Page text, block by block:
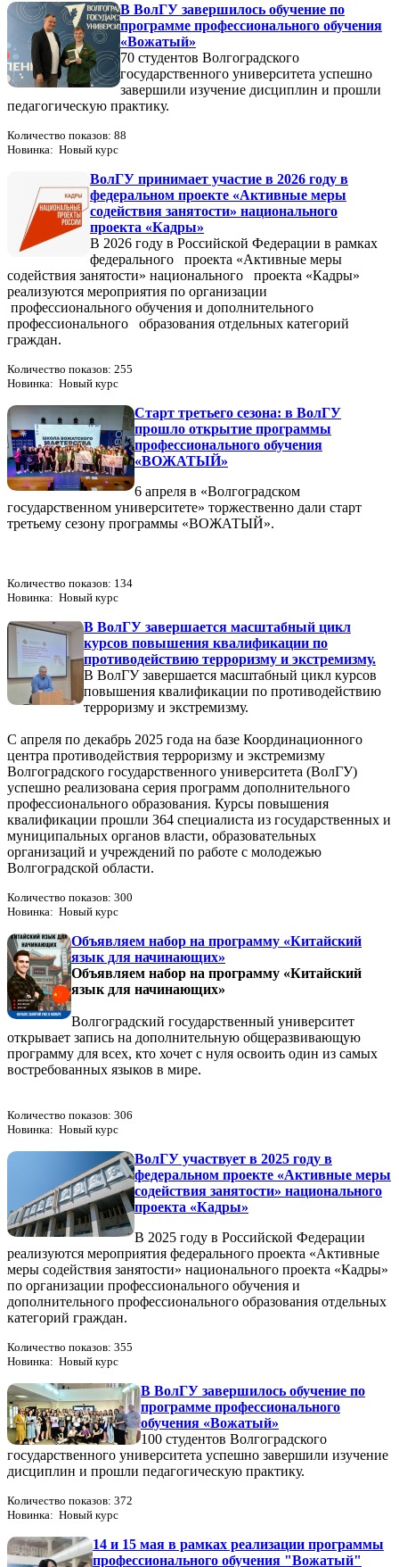
В ВолГУ завершилось обучение по
программе профессионального обучения
«Вожатый»
70 студентов Волгоградского
государственного университета успешно
завершили изучение дисциплин и прошли
педагогическую практику.
Количество показов: 88
Новинка: Новый курс
ВолГУ принимает участие в 2026 году в
федеральном проекте «Активные меры
содействия занятости» национального
проекта «Кадры»
В 2026 году в Российской Федерации в рамках
федерального проекта «Активные меры
содействия занятости» национального проекта «Кадры»
реализуются мероприятия по организации
профессионального обучения и дополнительного
профессионального образования отдельных категорий
граждан.
Количество показов: 255
Новинка: Новый курс
Старт третьего сезона: в ВолГУ
прошло открытие программы
профессионального обучения
«ВОЖАТЫЙ»
6 апреля в «Волгоградском
государственном университете» торжественно дали старт
третьему сезону программы «ВОЖАТЫЙ».
Количество показов: 134
Новинка: Новый курс
В ВолГУ завершается масштабный цикл
курсов повышения квалификации по
противодействию терроризму и экстремизму.
В ВолГУ завершается масштабный цикл курсов
повышения квалификации по противодействию
терроризму и экстремизму.
С апреля по декабрь 2025 года на базе Координационного
центра противодействия терроризму и экстремизму
Волгоградского государственного университета (ВолГУ)
успешно реализована серия программ дополнительного
профессионального образования. Курсы повышения
квалификации прошли 364 специалиста из государственных и
муниципальных органов власти, образовательных
организаций и учреждений по работе с молодежью
Волгоградской области.
Количество показов: 300
Новинка: Новый курс
Объявляем набор на программу «Китайский
язык для начинающих»
Объявляем набор на программу «Китайский
язык для начинающих»
Волгоградский государственный университет
открывает запись на дополнительную общеразвивающую
программу для всех, кто хочет с нуля освоить один из самых
востребованных языков в мире.
Количество показов: 306
Новинка: Новый курс
ВолГУ участвует в 2025 году в
федеральном проекте «Активные меры
содействия занятости» национального
проекта «Кадры»
В 2025 году в Российской Федерации
реализуются мероприятия федерального проекта «Активные
меры содействия занятости» национального проекта «Кадры»
по организации профессионального обучения и
дополнительного профессионального образования отдельных
категорий граждан.
Количество показов: 355
Новинка: Новый курс
В ВолГУ завершилось обучение по
программе профессионального
обучения «Вожатый»
100 студентов Волгоградского
государственного университета успешно завершили изучение
дисциплин и прошли педагогическую практику.
Количество показов: 372
Новинка: Новый курс
14 и 15 мая в рамках реализации программы
профессионального обучения "Вожатый"